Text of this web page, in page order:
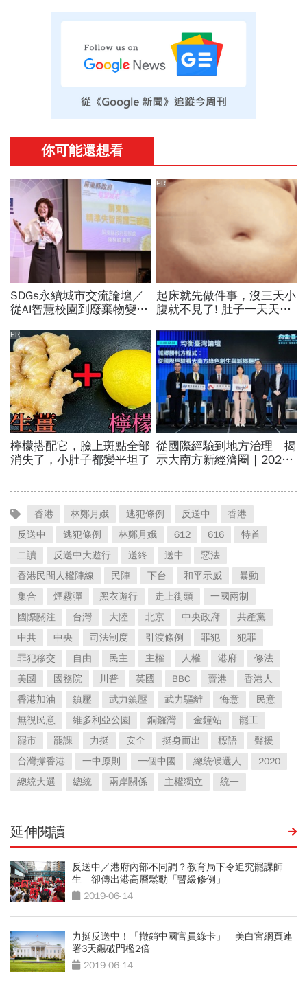
香港 林鄭月娥 逃犯條例 反送中
香港
反送中
逃犯條例 林鄭月娥 612 616
特首
二讀
反送中大遊行 送終 送中
惡法
香港民間人權陣線
民陣 下台 和平示威
暴動
集合
煙霧彈 黑衣遊行 走上街頭
一國兩制
國際關注
台灣 大陸 北京 中央政府
共產黨
中共
中央 司法制度 引渡條例 罪犯
犯罪
罪犯移交
自由 民主 主權 人權 港府
修法
美國
國務院 川普 英國 BBC 賣港
香港人
香港加油
鎮壓 武力鎮壓 武力驅離 悔意
民意
無視民意
維多利亞公園 銅鑼灣 金鐘站
罷工
罷市
罷課 力挺 安全 挺身而出 標語
聲援
台灣撐香港
一中原則 一個中國 總統候選人
2020
總統大選
總統 兩岸關係 主權獨立 統一
延伸閱讀
反送中／港府內部不同調？教育局下令追究罷課師
生 卻傳出港高層鬆動「暫緩修例」
2019-06-14
力挺反送中！「撤銷中國官員綠卡」 美白宮網頁連
署3天飆破門檻2倍
2019-06-14